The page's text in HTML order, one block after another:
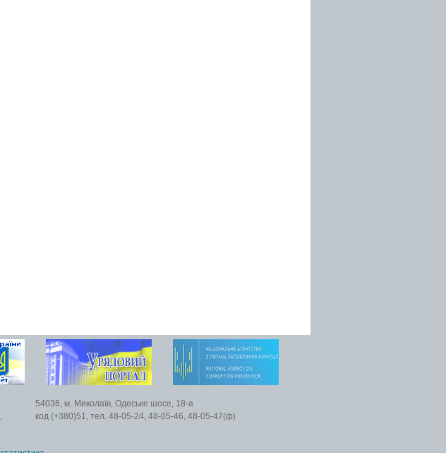
,
54036, м. Миколаїв, Одеське шосе, 18-а
код (+380)51, тел. 48-05-24, 48-05-46, 48-05-47(ф)